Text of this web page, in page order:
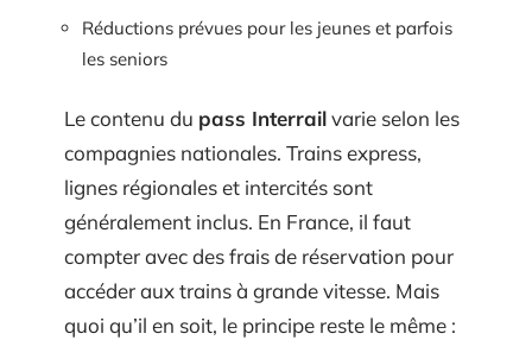
Réductions prévues pour les jeunes et parfois
les seniors
Le contenu du pass Interrailvarie selon les
compagnies nationales. Trains express,
lignes régionales et intercités sont
généralement inclus. En France, il faut
compter avec des frais de réservation pour
accéder aux trains à grande vitesse. Mais
quoi qu’il en soit, le principe reste le même :